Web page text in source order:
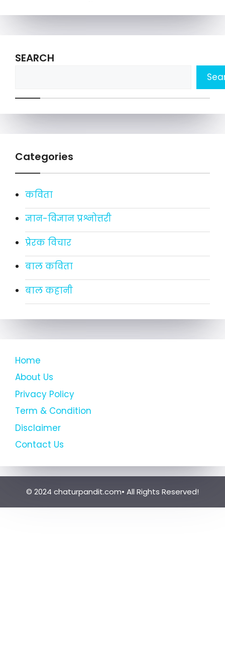
SEARCH
Categories
कविता
ज्ञान-विज्ञान प्रश्नोत्तरी
प्रेरक विचार
बाल कविता
बाल कहानी
Home
About Us
Privacy Policy
Term & Condition
Disclaimer
Contact Us
© 2024 chaturpandit.com• All Rights Reserved!